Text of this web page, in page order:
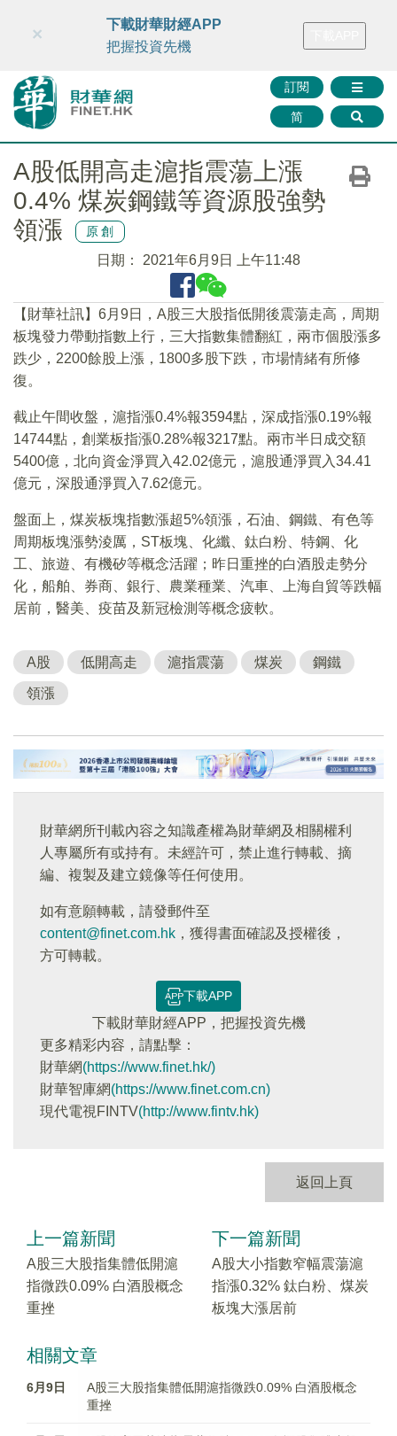
財華智庫網 FINTV FINMETA 財華證券 媒體矩陣
訂閱
简
×
下載財華財經APP
把握投資先機
A股低開高走滬指震蕩上漲
0.4% 煤炭鋼鐵等資源股強勢
領漲
原創
日期： 2021年6月9日 上午11:48
【財華社訊】6月9日，A股三大股指低開後震蕩走高，周期
板塊發力帶動指數上行，三大指數集體翻紅，兩市個股漲多
跌少，2200餘股上漲，1800多股下跌，市場情緒有所修
復。
截止午間收盤，滬指漲0.4%報3594點，深成指漲0.19%報
14744點，創業板指漲0.28%報3217點。兩市半日成交額
5400億，北向資金淨買入42.02億元，滬股通淨買入34.41
億元，深股通淨買入7.62億元。
盤面上，煤炭板塊指數漲超5%領漲，石油、鋼鐵、有色等
周期板塊漲勢淩厲，ST板塊、化纖、鈦白粉、特鋼、化
工、旅遊、有機矽等概念活躍；昨日重挫的白酒股走勢分
化，船舶、券商、銀行、農業種業、汽車、上海自貿等跌幅
居前，醫美、疫苗及新冠檢測等概念疲軟。
A股 低開高走 滬指震蕩 煤炭 鋼鐵
領漲
財華網所刊載內容之知識產權為財華網及相關權利
人專屬所有或持有。未經許可，禁止進行轉載、摘
編、複製及建立鏡像等任何使用。
如有意願轉載，請發郵件至
content@finet.com.hk ，獲得書面確認及授權後，
方可轉載。
下載APP
下載財華財經APP，把握投資先機
更多精彩内容，請點擊：
財華網(https://www.finet.hk/)
財華智庫網(https://www.finet.com.cn)
現代電視FINTV(http://www.fintv.hk)
返回上頁
上一篇新聞
A股三大股指集體低開滬
指微跌0.09% 白酒股概念
重挫
下一篇新聞
A股大小指數窄幅震蕩滬
指漲0.32% 鈦白粉、煤炭
板塊大漲居前
相關文章
6月9日
A股三大股指集體低開滬指微跌0.09% 白酒股概念
重挫